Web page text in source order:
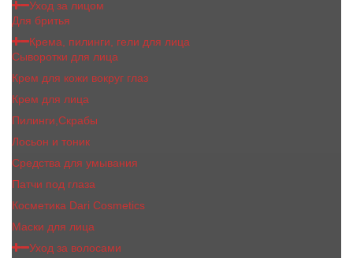
Уход за лицом
Для бритья
Крема, пилинги, гели для лица
Сыворотки для лица
Крем для кожи вокруг глаз
Крем для лица
Пилинги,Скрабы
Лосьон и тоник
Средства для умывания
Патчи под глаза
Косметика Dari Cosmetics
Маски для лица
Уход за волосами